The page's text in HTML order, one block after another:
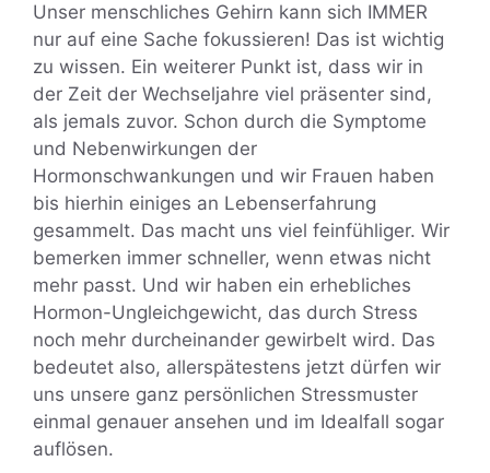
Unser menschliches Gehirn kann sich IMMER
nur auf eine Sache fokussieren! Das ist wichtig
zu wissen. Ein weiterer Punkt ist, dass wir in
der Zeit der Wechseljahre viel präsenter sind,
als jemals zuvor. Schon durch die Symptome
und Nebenwirkungen der
Hormonschwankungen und wir Frauen haben
bis hierhin einiges an Lebenserfahrung
gesammelt. Das macht uns viel feinfühliger. Wir
bemerken immer schneller, wenn etwas nicht
mehr passt. Und wir haben ein erhebliches
Hormon-Ungleichgewicht, das durch Stress
noch mehr durcheinander gewirbelt wird. Das
bedeutet also, allerspätestens jetzt dürfen wir
uns unsere ganz persönlichen Stressmuster
einmal genauer ansehen und im Idealfall sogar
auflösen.